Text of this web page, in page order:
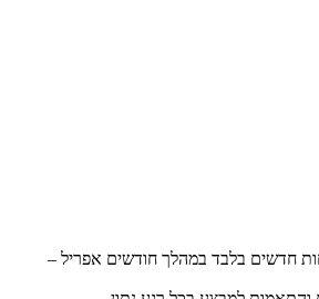
חדשים בלבד במהלך חודשים אפריל –